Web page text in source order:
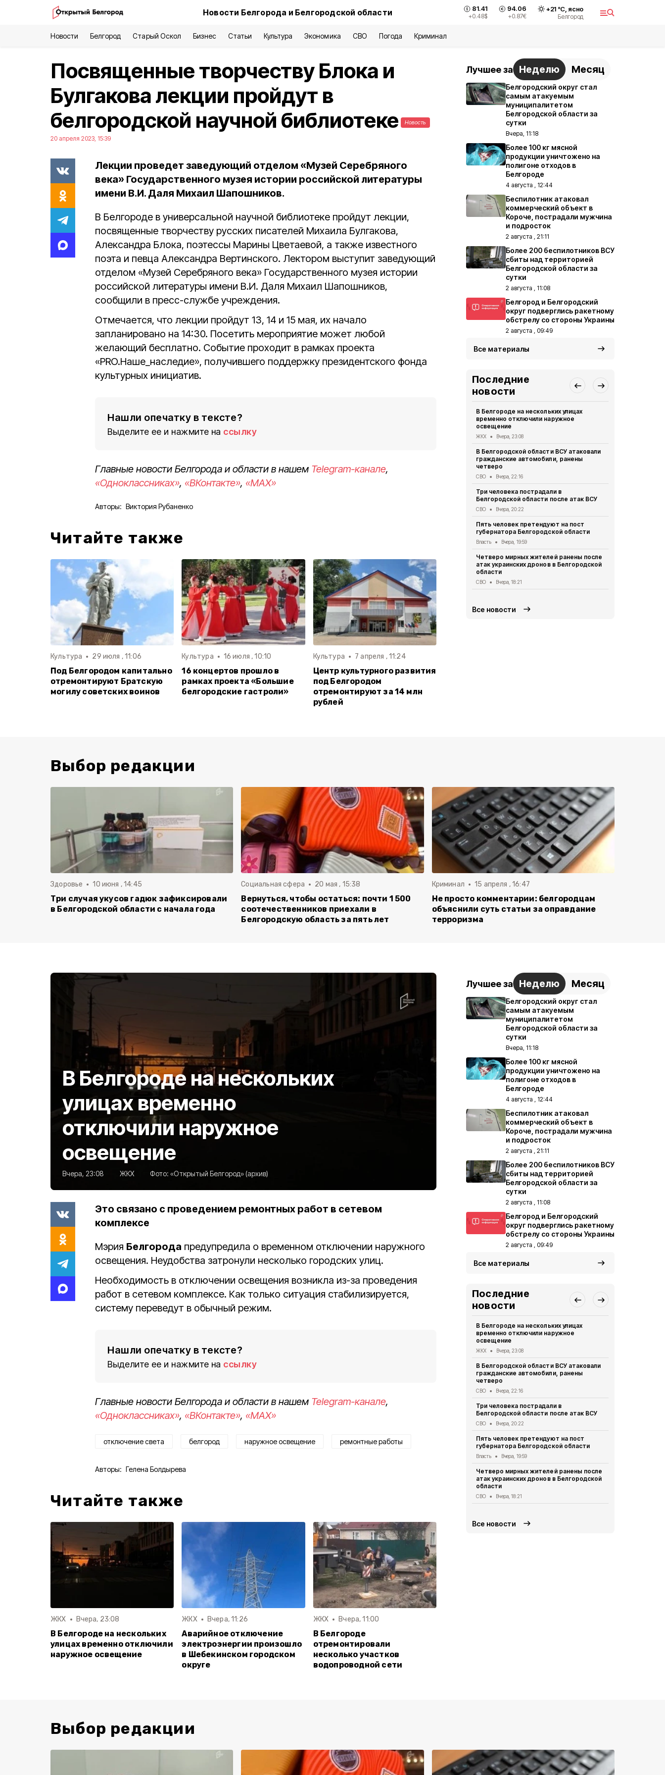
Новости Белгорода и Белгородской области 81.41
+0.48$
94.06
+0.87€
+21°С, ясно
Белгород
Новости Белгород Старый Оскол Бизнес Статьи Культура Экономика СВО Погода Криминал
Посвященные творчеству Блока и
Булгакова лекции пройдут в
белгородской научной библиотеке
Новость
20 апреля 2023, 15:39
Лекции проведет заведующий отделом «Музей Серебряного
века» Государственного музея истории российской литературы
имени В.И. Даля Михаил Шапошников.
В Белгороде в универсальной научной библиотеке пройдут лекции,
посвященные творчеству русских писателей Михаила Булгакова,
Александра Блока, поэтессы Марины Цветаевой, а также известного
поэта и певца Александра Вертинского. Лектором выступит заведующий
отделом «Музей Серебряного века» Государственного музея истории
российской литературы имени В.И. Даля Михаил Шапошников,
сообщили в пресс-службе учреждения.
Отмечается, что лекции пройдут 13, 14 и 15 мая, их начало
запланировано на 14:30. Посетить мероприятие может любой
желающий бесплатно. Событие проходит в рамках проекта
«PRO.Наше_наследие», получившего поддержку президентского фонда
культурных инициатив.
Нашли опечатку в тексте?
Выделите ее и нажмите на ссылку
Главные новости Белгорода и области в нашем Telegram-канале,
«Одноклассниках», «ВКонтакте», «MAX»
Авторы: Виктория Рубаненко
Читайте также
Культура 29 июля , 11:06
Под Белгородом капитально
отремонтируют Братскую
могилу советских воинов
Культура 16 июля , 10:10
16 концертов прошло в
рамках проекта «Большие
белгородские гастроли»
Культура 7 апреля , 11:24
Центр культурного развития
под Белгородом
отремонтируют за 14 млн
рублей
Лучшее за Неделю Месяц
Белгородский округ стал
самым атакуемым
муниципалитетом
Белгородской области за
сутки
Вчера, 11:18
Более 100 кг мясной
продукции уничтожено на
полигоне отходов в
Белгороде
4 августа , 12:44
Беспилотник атаковал
коммерческий объект в
Короче, пострадали мужчина
и подросток
2 августа , 21:11
Более 200 беспилотников ВСУ
сбиты над территорией
Белгородской области за
сутки
2 августа , 11:08
Белгород и Белгородский
округ подверглись ракетному
обстрелу со стороны Украины
2 августа , 09:49
Все материалы
Последние
новости
В Белгороде на нескольких улицах
временно отключили наружное
освещение
ЖКХ Вчера, 23:08
В Белгородской области ВСУ атаковали
гражданские автомобили, ранены
четверо
СВО Вчера, 22:16
Три человека пострадали в
Белгородской области после атак ВСУ
СВО Вчера, 20:22
Пять человек претендуют на пост
губернатора Белгородской области
Власть Вчера, 19:59
Четверо мирных жителей ранены после
атак украинских дронов в Белгородской
области
СВО Вчера, 18:21
Все новости
Выбор редакции
Здоровье 10 июня , 14:45
Три случая укусов гадюк зафиксировали
в Белгородской области с начала года
Социальная сфера 20 мая , 15:38
Вернуться, чтобы остаться: почти 1 500
соотечественников приехали в
Белгородскую область за пять лет
Криминал 15 апреля , 16:47
Не просто комментарии: белгородцам
объяснили суть статьи за оправдание
терроризма
В Белгороде на нескольких
улицах временно
отключили наружное
освещение
Вчера, 23:08 ЖКХ Фото: «Открытый Белгород» (архив)
Это связано с проведением ремонтных работ в сетевом
комплексе
Мэрия Белгорода предупредила о временном отключении наружного
освещения. Неудобства затронули несколько городских улиц.
Необходимость в отключении освещения возникла из-за проведения
работ в сетевом комплексе. Как только ситуация стабилизируется,
систему переведут в обычный режим.
Нашли опечатку в тексте?
Выделите ее и нажмите на ссылку
Главные новости Белгорода и области в нашем Telegram-канале,
«Одноклассниках», «ВКонтакте», «MAX»
отключение света белгород наружное освещение ремонтные работы
Авторы: Гелена Болдырева
Читайте также
ЖКХ Вчера, 23:08
В Белгороде на нескольких
улицах временно отключили
наружное освещение
ЖКХ Вчера, 11:26
Аварийное отключение
электроэнергии произошло
в Шебекинском городском
округе
ЖКХ Вчера, 11:00
В Белгороде
отремонтировали
несколько участков
водопроводной сети
Лучшее за Неделю Месяц
Белгородский округ стал
самым атакуемым
муниципалитетом
Белгородской области за
сутки
Вчера, 11:18
Более 100 кг мясной
продукции уничтожено на
полигоне отходов в
Белгороде
4 августа , 12:44
Беспилотник атаковал
коммерческий объект в
Короче, пострадали мужчина
и подросток
2 августа , 21:11
Более 200 беспилотников ВСУ
сбиты над территорией
Белгородской области за
сутки
2 августа , 11:08
Белгород и Белгородский
округ подверглись ракетному
обстрелу со стороны Украины
2 августа , 09:49
Все материалы
Последние
новости
В Белгороде на нескольких улицах
временно отключили наружное
освещение
ЖКХ Вчера, 23:08
В Белгородской области ВСУ атаковали
гражданские автомобили, ранены
четверо
СВО Вчера, 22:16
Три человека пострадали в
Белгородской области после атак ВСУ
СВО Вчера, 20:22
Пять человек претендуют на пост
губернатора Белгородской области
Власть Вчера, 19:59
Четверо мирных жителей ранены после
атак украинских дронов в Белгородской
области
СВО Вчера, 18:21
Все новости
Выбор редакции